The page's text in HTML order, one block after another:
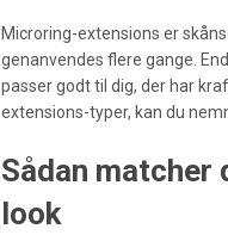
Microring-extensions er
genanvendes flere gange.
passer godt til dig, der har
extensions-typer, kan du
Sådan
look